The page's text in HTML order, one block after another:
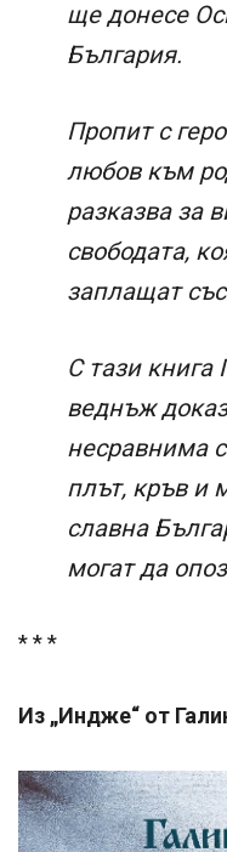
ще донесе
България.
Пропит с
любов към
разказва за
свободата,
заплащат
С тази книга
веднъж
несравнима
плът, кръв и
славна
могат да
* * *
Из „Индже“ от